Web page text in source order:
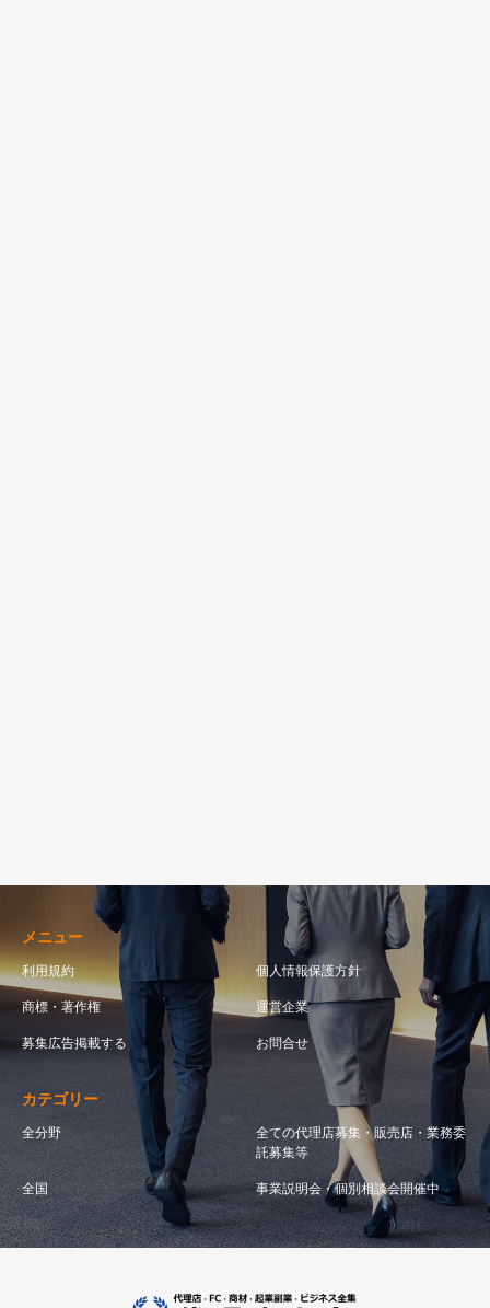
メニュー
利用規約 個人情報保護方針
商標・著作権 運営企業
募集広告掲載する お問合せ
カテゴリー
全分野
全ての代理店募集・販売店・業務委
託募集等
全国 事業説明会・個別相談会開催中